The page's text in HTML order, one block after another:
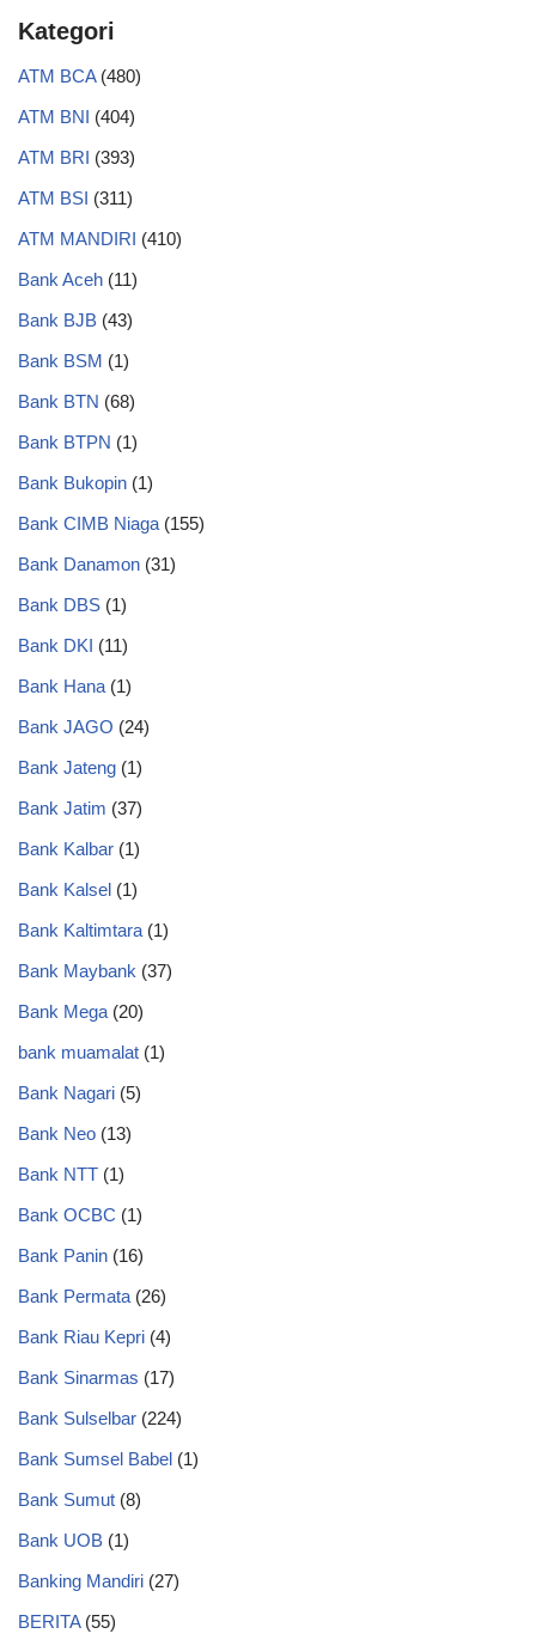
Kategori
ATM BCA(480)
ATM BNI (404)
ATM BRI (393)
ATM BSI (311)
ATM MANDIRI (410)
Bank Aceh (11)
Bank BJB (43)
Bank BSM (1)
Bank BTN (68)
Bank BTPN (1)
Bank Bukopin (1)
Bank CIMB Niaga (155)
Bank Danamon (31)
Bank DBS (1)
Bank DKI (11)
Bank Hana (1)
Bank JAGO (24)
Bank Jateng (1)
Bank Jatim (37)
Bank Kalbar (1)
Bank Kalsel (1)
Bank Kaltimtara (1)
Bank Maybank (37)
Bank Mega (20)
bank muamalat (1)
Bank Nagari (5)
Bank Neo (13)
Bank NTT (1)
Bank OCBC (1)
Bank Panin (16)
Bank Permata (26)
Bank Riau Kepri (4)
Bank Sinarmas (17)
Bank Sulselbar (224)
Bank Sumsel Babel (1)
Bank Sumut (8)
Bank UOB (1)
Banking Mandiri (27)
BERITA(55)